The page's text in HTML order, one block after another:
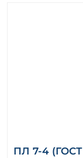
ПЛ 7-4 (ГОСТ